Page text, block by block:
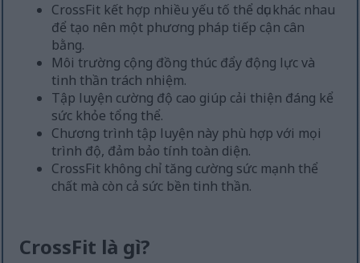
CrossFit kết hợp nhiều yếu tố thể dục khác nhau
để tạo nên một phương pháp tiếp cận cân
bằng.
Môi trường cộng đồng thúc đẩy động lực và
tinh thần trách nhiệm.
Tập luyện cường độ cao giúp cải thiện đáng kể
sức khỏe tổng thể.
Chương trình tập luyện này phù hợp với mọi
trình độ, đảm bảo tính toàn diện.
CrossFit không chỉ tăng cường sức mạnh thể
chất mà còn cả sức bền tinh thần.
CrossFit là gì?